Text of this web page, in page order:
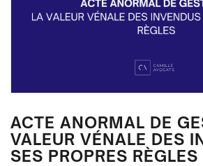
ACTE ANORMAL DE
VALEUR VÉNALE DES
SES PROPRES RÈGLES